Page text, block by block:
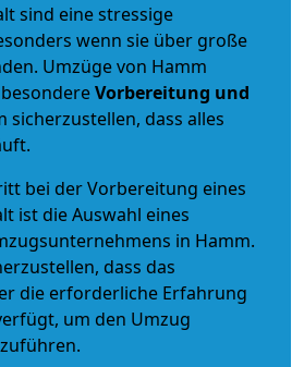
sind eine stressige
wenn sie über große
Umzüge von Hamm
Vorbereitung und
sicherzustellen, dass alles
bei der Vorbereitung eines
ist die Auswahl eines
in Hamm.
dass das
die erforderliche Erfahrung
um den Umzug